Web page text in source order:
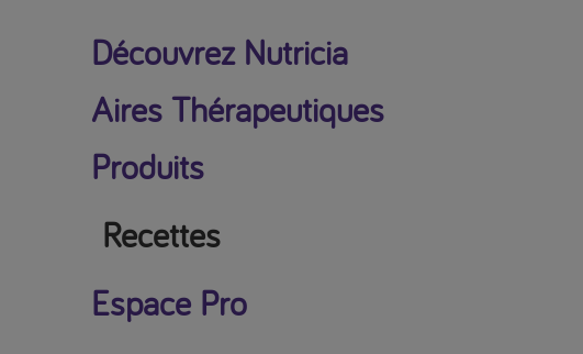
Découvrez Nutricia
Aires Thérapeutiques
Produits
Recettes
Espace Pro